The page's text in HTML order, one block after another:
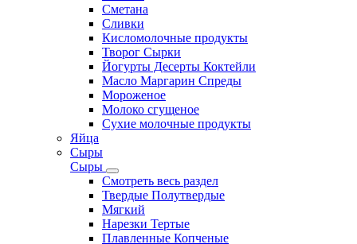
Сметана
Сливки
Кисломолочные продукты
Творог Сырки
Йогурты Десерты Коктейли
Масло Маргарин Спреды
Мороженое
Молоко сгущеное
Сухие молочные продукты
Яйца
Сыры
Сыры
Смотреть весь раздел
Твердые Полутвердые
Мягкий
Нарезки Тертые
Плавленные Копченые